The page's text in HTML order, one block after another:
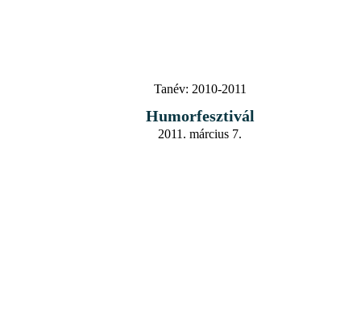
Tanév: 2010-2011
Humorfesztivál
2011. március 7.